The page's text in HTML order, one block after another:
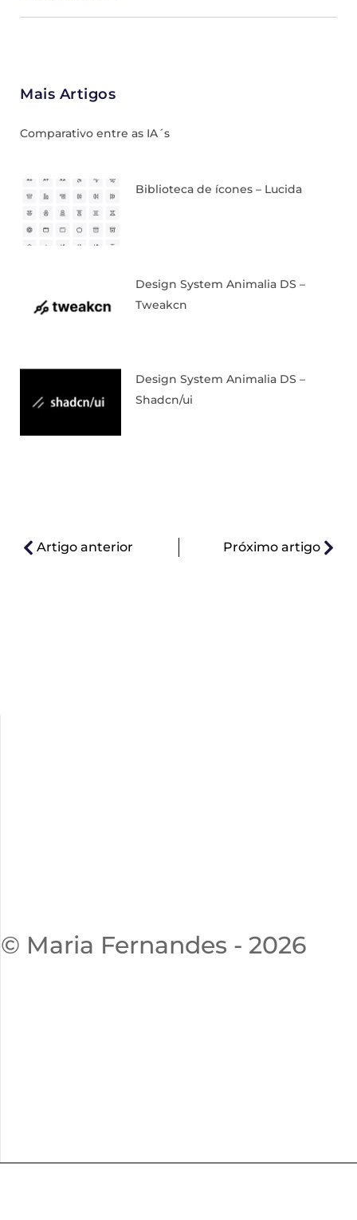
Mais Artigos
Comparativo entre as IA´s
Biblioteca de ícones – Lucida
Design System Animalia DS –
Tweakcn
Design System Animalia DS –
Shadcn/ui
Artigo anterior Próximo artigo
© Maria Fernandes - 2026